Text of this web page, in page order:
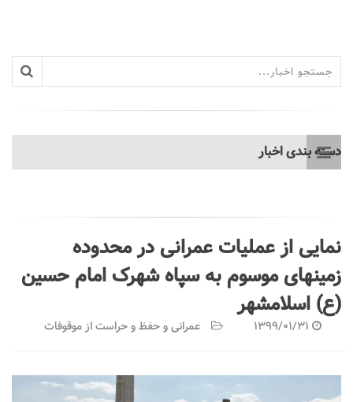
دسته بندی اخبار
نمایی از عملیات عمرانی در محدوده
زمینهای موسوم به سپاه شهرک امام حسین
(ع) اسلامشهر
1399/01/31 عمرانی و حفظ و حراست از موقوفات